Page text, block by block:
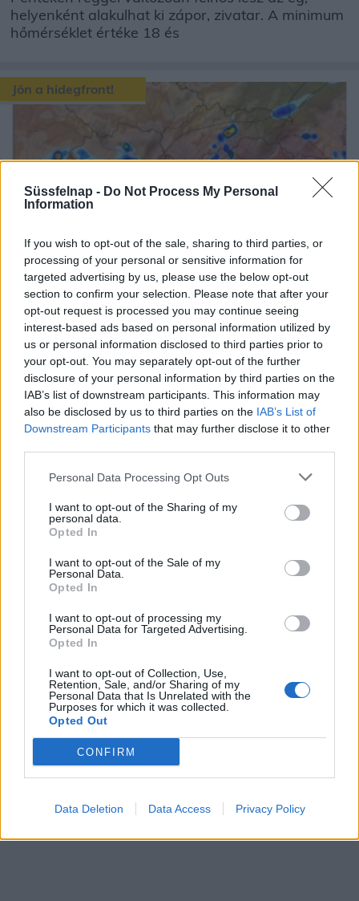
Süssfelnap - Do Not Process My Personal
Information
If you wish to opt-out of the sale, sharing to third parties, or
processing of your personal or sensitive information for
targeted advertising by us, please use the below opt-out
section to confirm your selection. Please note that after your
opt-out request is processed you may continue seeing
interest-based ads based on personal information utilized by
us or personal information disclosed to third parties prior to
your opt-out. You may separately opt-out of the further
disclosure of your personal information by third parties on the
IAB’s list of downstream participants. This information may
also be disclosed by us to third parties on the IAB’s List of
Downstream Participants that may further disclose it to other
Personal Data Processing Opt Outs
I want to opt-out of the Sharing of my
personal data.
Opted In
I want to opt-out of the Sale of my
Personal Data.
Opted In
I want to opt-out of processing my
Personal Data for Targeted Advertising.
Opted In
I want to opt-out of Collection, Use,
Retention, Sale, and/or Sharing of my
Personal Data that Is Unrelated with the
Purposes for which it was collected.
Opted Out
CONFIRM
Data Deletion Data Access Privacy Policy
helyenként alakulhat ki zápor, zivatar. A minimum
hőmérséklet értéke 18 és
Jön a hidegfront!
nem várható. A minimum hőmérséklet értéke 18
és 25 fok között alakul...
Kibírhatatlan forróság után...
Szerdán reggel derült lesz az ég, a minimum
hőmérséklet értéke 18 és 25 fok között alakul.
Napközben napos, gyengén...
Mit főzzek ma?
Barbecue oldalas salátával
Gesztenyetorta
Aktuális TV műsor